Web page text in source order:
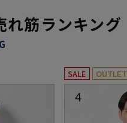
れ筋ランキング
SALE OUTLET
4